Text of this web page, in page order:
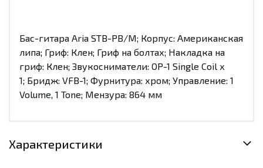
Бас-гитара Aria STB-PB/M; Корпус: Американская
липа; Гриф: Клен; Гриф на болтах; Накладка на
гриф: Клен; Звукосниматели: OP-1 Single Coil x
1; Бридж: VFB-1; Фурнитура: хром; Управление: 1
Volume, 1 Tone; Мензура: 864 мм
Характеристики